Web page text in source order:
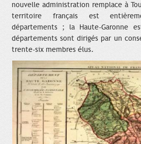
nouvelle administration remplace à
territoire français est
départements ; la Haute-Garonne
départements sont dirigés par un
trente-six membres élus.